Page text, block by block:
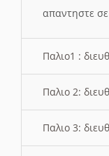
απαντηστε
Παλιο1 :
Παλιο 2:
Παλιο 3: